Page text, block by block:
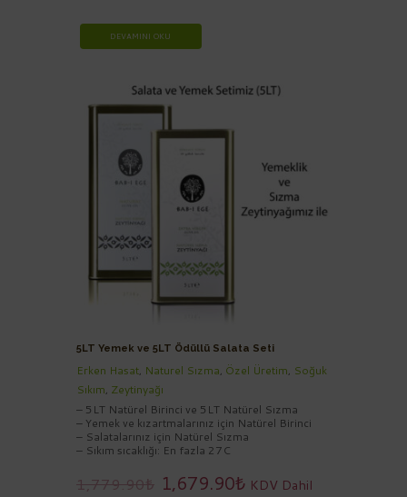
DEVAMINI OKU
5LT Yemek ve 5LT Ödüllü Salata Seti
Erken Hasat, Naturel Sızma, Özel Üretim, Soğuk
Sıkım, Zeytinyağı
– 5LT Natürel Birinci ve 5LT Natürel Sızma
– Yemek ve kızartmalarınız için Natürel Birinci
– Salatalarınız için Natürel Sızma
– Sıkım sıcaklığı: En fazla 27C
1,779.90₺ 1,679.90₺ KDV Dahil